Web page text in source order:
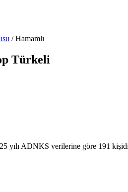
/Hamamlı
Türkeli
yılı ADNKS verilerine göre 191